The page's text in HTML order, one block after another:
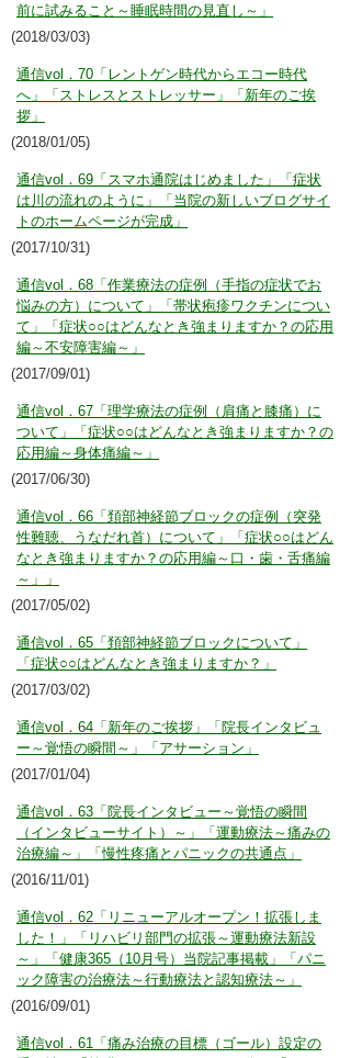
前に試みること～睡眠時間の見直し～」
(2018/03/03)
通信vol．70「レントゲン時代からエコー時代
へ」「ストレスとストレッサー」「新年のご挨
拶」
(2018/01/05)
通信vol．69「スマホ通院はじめました」「症状
は川の流れのように」「当院の新しいブログサイ
トのホームページが完成」
(2017/10/31)
通信vol．68「作業療法の症例（手指の症状でお
悩みの方）について」「帯状疱疹ワクチンについ
て」「症状○○はどんなとき強まりますか？の応用
編～不安障害編～」
(2017/09/01)
通信vol．67「理学療法の症例（肩痛と膝痛）に
ついて」「症状○○はどんなとき強まりますか？の
応用編～身体痛編～」
(2017/06/30)
通信vol．66「頚部神経節ブロックの症例（突発
性難聴、うなだれ首）について」「症状○○はどん
なとき強まりますか？の応用編～口・歯・舌痛編
～」」
(2017/05/02)
通信vol．65「頚部神経節ブロックについて」
「症状○○はどんなとき強まりますか？」
(2017/03/02)
通信vol．64「新年のご挨拶」「院長インタビュ
ー～覚悟の瞬間～」「アサーション」
(2017/01/04)
通信vol．63「院長インタビュー～覚悟の瞬間
（インタビューサイト）～」「運動療法～痛みの
治療編～」「慢性疼痛とパニックの共通点」
(2016/11/01)
通信vol．62「リニューアルオープン！拡張しま
した！」「リハビリ部門の拡張～運動療法新設
～」「健康365（10月号）当院記事掲載」「パニ
ック障害の治療法～行動療法と認知療法～」
(2016/09/01)
通信vol．61「痛み治療の目標（ゴール）設定の